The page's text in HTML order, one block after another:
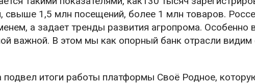
свыше 1,5 млн посещений, более 1 млн товаров.
а задает тренды развития агропрома. Особенно
важной. В этом мы как опорный банк отрасли
подвел итоги работы платформы Своё Родное,